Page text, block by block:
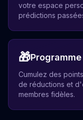
votre espace
prédictions
🎁
Cumulez des
de réductions et
membres fidèles.